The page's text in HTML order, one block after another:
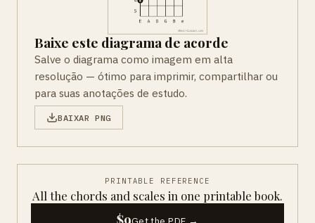
Baixe este diagrama de acorde
Salve o diagrama como imagem em alta
resolução — ótimo para imprimir, compartilhar ou
para suas anotações de estudo.
BAIXAR PNG
PRINTABLE REFERENCE
All the chords and scales in one printable book.
$9